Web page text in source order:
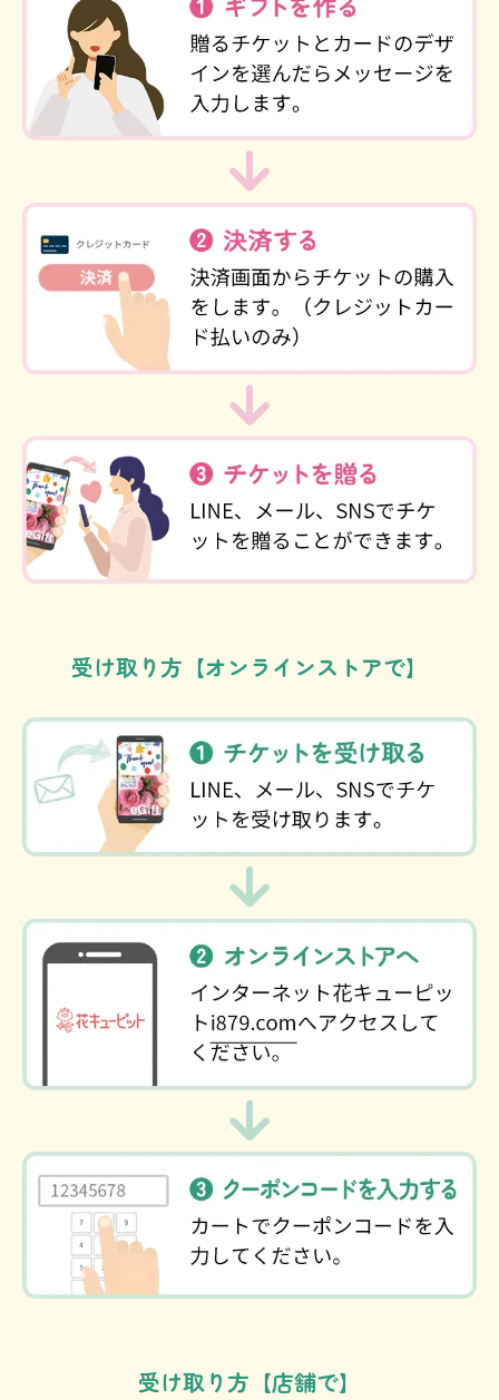
受け取り方【オンラインストアで】
受け取り方【店舗で】